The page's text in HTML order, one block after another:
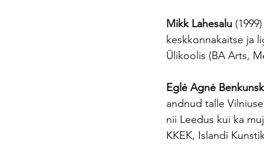
Mikk Lahesalu
keskkonnakaitse ja
Ülikoolis (BA Arts,
Eglė Agnė
andnud talle
nii Leedus kui ka
KKEK, Islandi